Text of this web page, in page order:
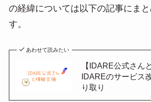
の経緯については以下の記事にま
す。
あわせて読みたい
【IDARE公式さん
IDAREのサービス
り取り